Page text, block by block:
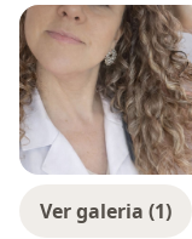
Ver galeria (1)